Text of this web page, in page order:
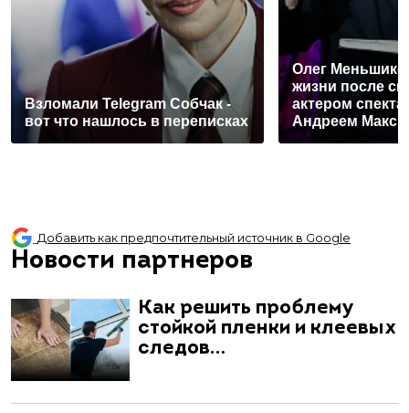
Взломали Telegram Собчак -
вот что нашлось в переписках
Олег
жизни после
актером
Андреем
Добавить как предпочтительный источник в Google
Новости партнеров
Как решить проблему
стойкой пленки и клеевых
следов…